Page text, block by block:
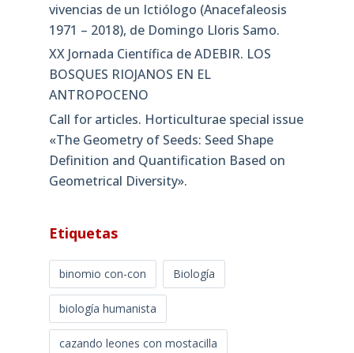
vivencias de un Ictiólogo (Anacefaleosis
1971 – 2018), de Domingo Lloris Samo.
XX Jornada Científica de ADEBIR. LOS
BOSQUES RIOJANOS EN EL
ANTROPOCENO
Call for articles. Horticulturae special issue
«The Geometry of Seeds: Seed Shape
Definition and Quantification Based on
Geometrical Diversity»​.
Etiquetas
binomio con-con Biología
biología humanista
cazando leones con mostacilla